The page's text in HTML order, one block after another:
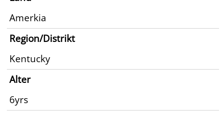
Amerkia
Region/Distrikt
Kentucky
Alter
6yrs